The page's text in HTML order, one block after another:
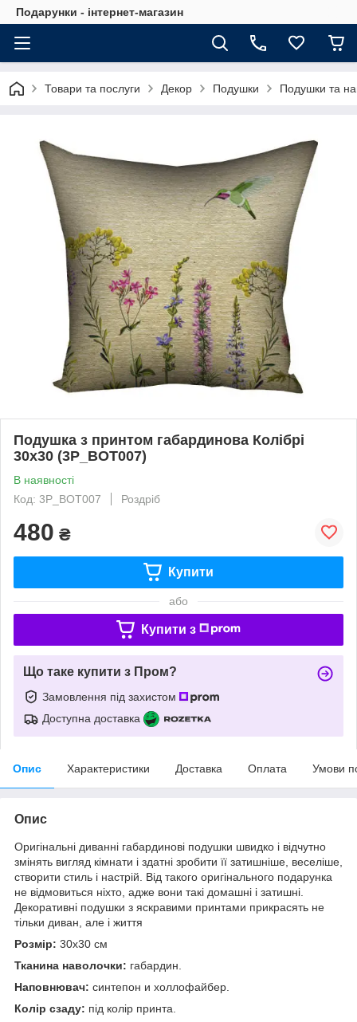
Подарунки - інтернет-магазин
Товари та послуги Декор Подушки Подушки та
Подушка з принтом габардинова Колібрі
30x30 (3P_BOT007)
В наявності
Код: 3P_BOT007
Роздріб
480 ₴
Купити
або
Купити з
Що таке купити з Пром?
Замовлення під захистом
Доступна доставка
Опис Характеристики Доставка Оплата Умови
Опис
Оригінальні диванні габардинові подушки швидко і відчутно
змінять вигляд кімнати і здатні зробити її затишніше, веселіше,
створити стиль і настрій. Від такого оригінального подарунка
не відмовиться ніхто, адже вони такі домашні і затишні.
Декоративні подушки з яскравими принтами прикрасять не
тільки диван, але і життя
Розмір: 30x30 см
Тканина наволочки: габардин.
Наповнювач: синтепон и холлофайбер.
Колір сзаду: під колір принта.